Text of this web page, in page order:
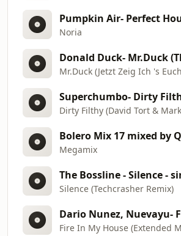
Pumpkin Air- Perfect
Noria
Megamix
The Bossline - Silence -
Silence (Techcrasher Remix)
Fire In My House (Extended